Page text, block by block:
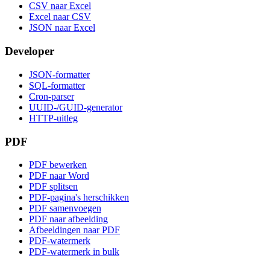
CSV naar Excel
Excel naar CSV
JSON naar Excel
Developer
JSON-formatter
SQL-formatter
Cron-parser
UUID-/GUID-generator
HTTP-uitleg
PDF
PDF bewerken
PDF naar Word
PDF splitsen
PDF-pagina's herschikken
PDF samenvoegen
PDF naar afbeelding
Afbeeldingen naar PDF
PDF-watermerk
PDF-watermerk in bulk